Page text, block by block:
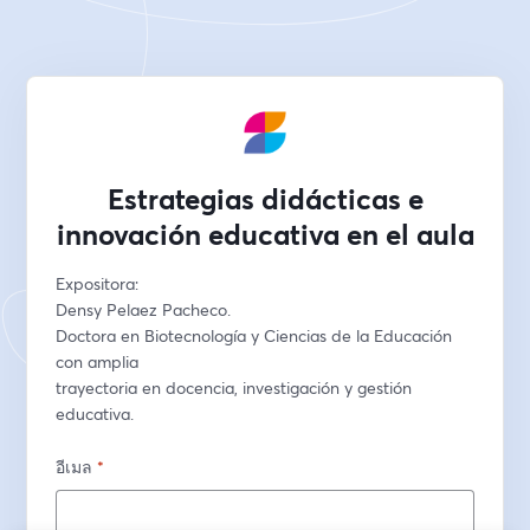
Estrategias didácticas e
innovación educativa en el aula
Expositora:
Densy Pelaez Pacheco.
Doctora en Biotecnología y Ciencias de la Educación
con amplia
trayectoria en docencia, investigación y gestión
educativa.
อีเมล *